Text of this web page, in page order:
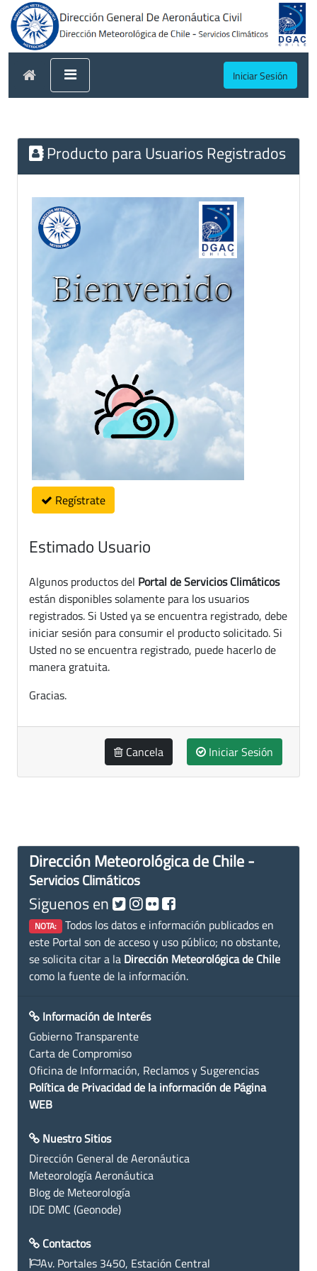
Iniciar Sesión
Producto para Usuarios Registrados
Regístrate
Estimado Usuario
Algunos productos del Portal de Servicios Climáticos
están disponibles solamente para los usuarios
registrados. Si Usted ya se encuentra registrado, debe
iniciar sesión para consumir el producto solicitado. Si
Usted no se encuentra registrado, puede hacerlo de
manera gratuita.
Gracias.
Cancela Iniciar Sesión
Dirección Meteorológica de Chile -
Servicios Climáticos
Siguenos en
NOTA: Todos los datos e información publicados en
este Portal son de acceso y uso público; no obstante,
se solicita citar a la Dirección Meteorológica de Chile
como la fuente de la información.
Información de Interés
Gobierno Transparente
Carta de Compromiso
Oficina de Información, Reclamos y Sugerencias
Política de Privacidad de la información de Página
WEB
Nuestro Sitios
Dirección General de Aeronáutica
Meteorología Aeronáutica
Blog de Meteorología
IDE DMC (Geonode)
Contactos
Av. Portales 3450, Estación Central